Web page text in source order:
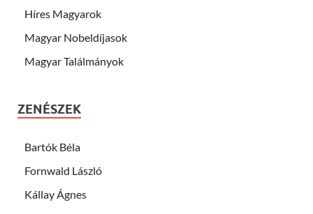
Híres Magyarok
Magyar Nobeldíjasok
Magyar Találmányok
ZENÉSZEK
Bartók Béla
Fornwald László
Kállay Ágnes